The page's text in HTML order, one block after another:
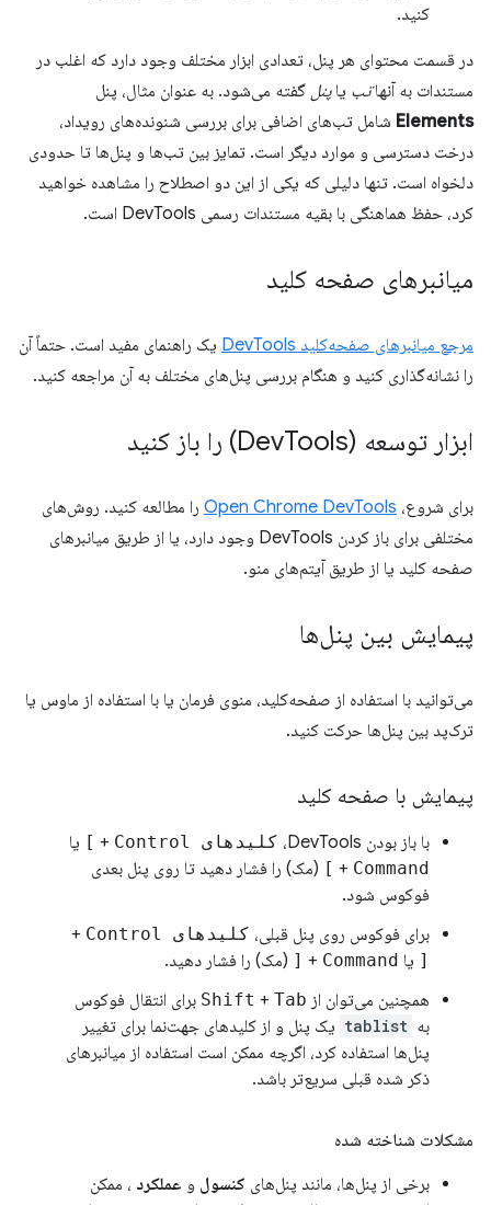
کنید.
در قسمت محتوای هر پنل، تعدادی ابزار مختلف وجود دارد که اغلب در
مستندات به آنهاتب یاپنل گفته می‌شود. به عنوان مثال، پنل
Elements شامل تب‌های اضافی برای بررسی شنونده‌های رویداد،
درخت دسترسی و موارد دیگر است. تمایز بین تب‌ها و پنل‌ها تا حدودی
دلخواه است. تنها دلیلی که یکی از این دو اصطلاح را مشاهده خواهید
کرد، حفظ هماهنگی با بقیه مستندات رسمی DevTools است.
میانبرهای صفحه کلید
مرجع میانبرهای صفحه‌کلید DevTools
یک راهنمای مفید است. حتماً آن
را نشانه‌گذاری کنید و هنگام بررسی پنل‌های مختلف به آن مراجعه کنید.
ابزار توسعه (DevTools) را باز کنید
برای شروع، Open Chrome DevTools را مطالعه کنید. روش‌های
مختلفی برای باز کردن DevTools وجود دارد، یا از طریق میانبرهای
صفحه کلید یا از طریق آیتم‌های منو.
پیمایش بین پنل‌ها
می‌توانید با استفاده از صفحه‌کلید، منوی فرمان یا با استفاده از ماوس یا
ترک‌پد بین پنل‌ها حرکت کنید.
پیمایش با صفحه کلید
با باز بودن DevTools، کلیدهای Control +
] یا
Command
+
] (مک) را فشار دهید تا روی پنل بعدی
فوکوس شود.
برای فوکوس روی پنل قبلی، کلیدهای Control +
[ یا Command
+
[ (مک) را فشار دهید.
همچنین می‌توان از
Shift + Tab
برای انتقال فوکوس
به tablist یک پنل و از کلیدهای جهت‌نما برای تغییر
پنل‌ها استفاده کرد، اگرچه ممکن است استفاده از میانبرهای
ذکر شده قبلی سریع‌تر باشد.
مشکلات شناخته شده
برخی از پنل‌ها، مانند پنل‌های کنسول و عملکرد ، ممکن